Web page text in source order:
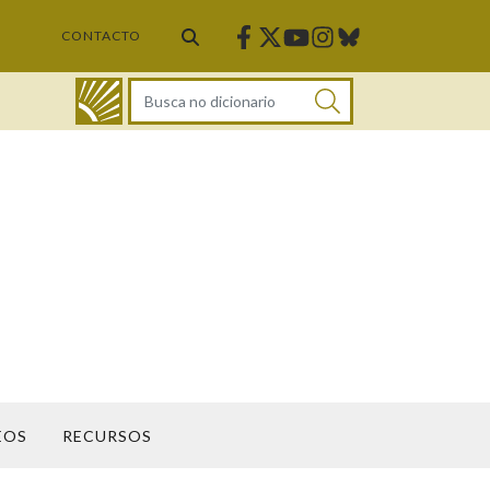
CONTACTO Facebook
Twitter
Youtube
Instagram
Bluesky
DICIONARIO
RECURSOS